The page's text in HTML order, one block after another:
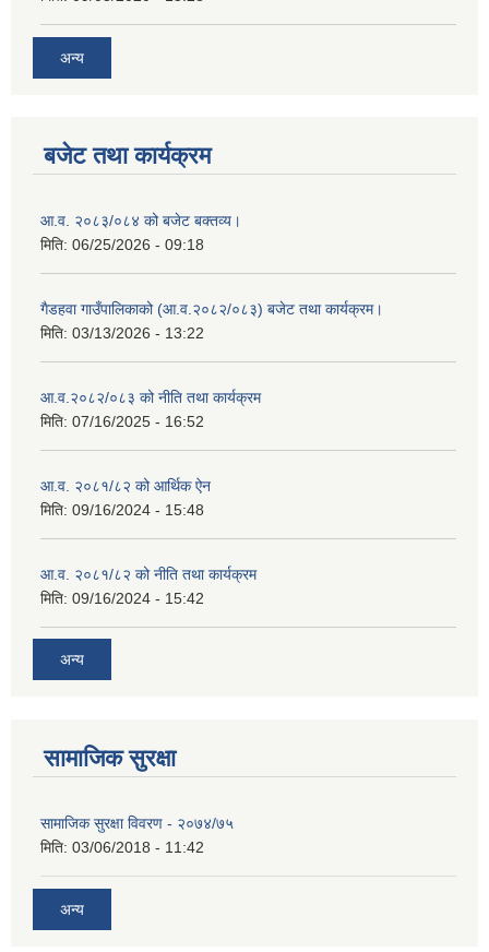
अन्य
बजेट तथा कार्यक्रम
आ.व. २०८३/०८४ को बजेट बक्तव्य।
मिति: 06/25/2026 - 09:18
गैडहवा गाउँपालिकाको (आ.व.२०८२/०८३) बजेट तथा कार्यक्रम।
मिति: 03/13/2026 - 13:22
आ.व.२०८२/०८३ को नीति तथा कार्यक्रम
मिति: 07/16/2025 - 16:52
आ.व. २०८१/८२ को आर्थिक ऐन
मिति: 09/16/2024 - 15:48
आ.व. २०८१/८२ को नीति तथा कार्यक्रम
मिति: 09/16/2024 - 15:42
अन्य
सामाजिक सुरक्षा
सामाजिक सुरक्षा विवरण - २०७४/७५
मिति: 03/06/2018 - 11:42
अन्य